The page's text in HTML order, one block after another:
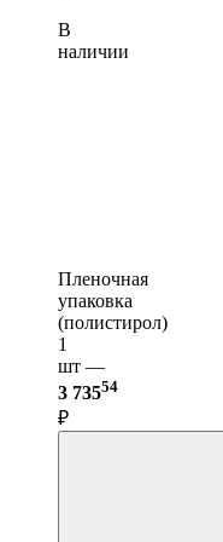
В
наличии
Пленочная
упаковка
(полистирол)
1
шт —
3 73554
₽